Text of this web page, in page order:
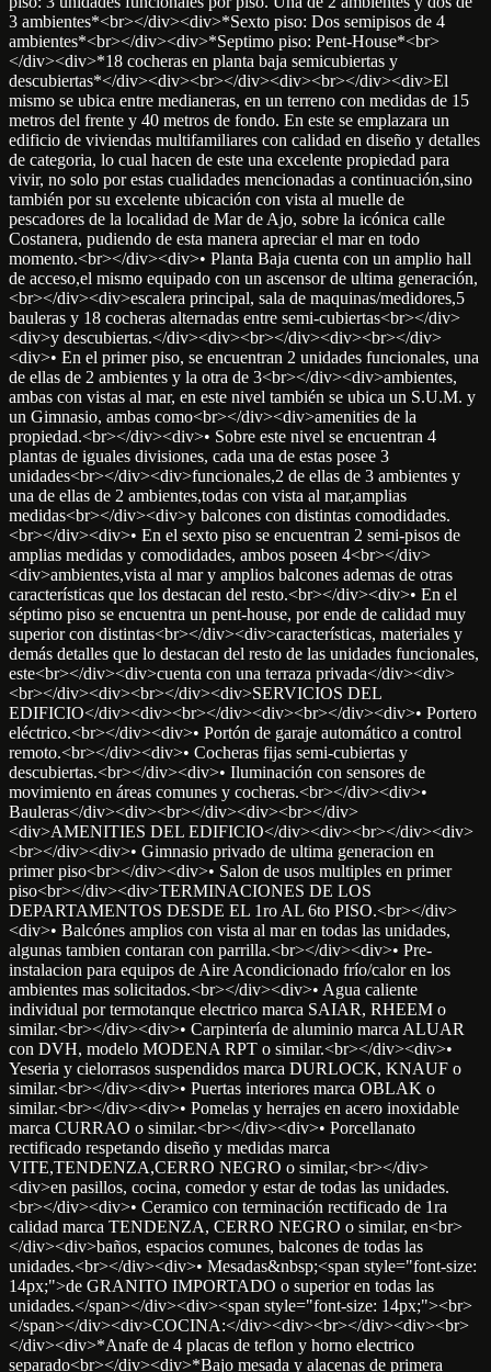
3 ambientes*<br></div><div>*Sexto piso: Dos semipisos de 4
ambientes*<br></div><div>*Septimo piso: Pent-House*<br>
</div><div>*18 cocheras en planta baja semicubiertas y
descubiertas*</div><div><br></div><div><br></div><div>El
mismo se ubica entre medianeras, en un terreno con medidas de 15
metros del frente y 40 metros de fondo. En este se emplazara un
edificio de viviendas multifamiliares con calidad en diseño y detalles
de categoria, lo cual hacen de este una excelente propiedad para
vivir, no solo por estas cualidades mencionadas a continuación,sino
también por su excelente ubicación con vista al muelle de
pescadores de la localidad de Mar de Ajo, sobre la icónica calle
Costanera, pudiendo de esta manera apreciar el mar en todo
momento.<br></div><div>• Planta Baja cuenta con un amplio hall
de acceso,el mismo equipado con un ascensor de ultima generación,
<br></div><div>escalera principal, sala de maquinas/medidores,5
bauleras y 18 cocheras alternadas entre semi-cubiertas<br></div>
<div>y descubiertas.</div><div><br></div><div><br></div>
<div>• En el primer piso, se encuentran 2 unidades funcionales, una
de ellas de 2 ambientes y la otra de 3<br></div><div>ambientes,
ambas con vistas al mar, en este nivel también se ubica un S.U.M. y
un Gimnasio, ambas como<br></div><div>amenities de la
propiedad.<br></div><div>• Sobre este nivel se encuentran 4
plantas de iguales divisiones, cada una de estas posee 3
unidades<br></div><div>funcionales,2 de ellas de 3 ambientes y
una de ellas de 2 ambientes,todas con vista al mar,amplias
medidas<br></div><div>y balcones con distintas comodidades.
<br></div><div>• En el sexto piso se encuentran 2 semi-pisos de
amplias medidas y comodidades, ambos poseen 4<br></div>
<div>ambientes,vista al mar y amplios balcones ademas de otras
características que los destacan del resto.<br></div><div>• En el
séptimo piso se encuentra un pent-house, por ende de calidad muy
superior con distintas<br></div><div>características, materiales y
demás detalles que lo destacan del resto de las unidades funcionales,
este<br></div><div>cuenta con una terraza privada</div><div>
<br></div><div><br></div><div>SERVICIOS DEL
EDIFICIO</div><div><br></div><div><br></div><div>• Portero
eléctrico.<br></div><div>• Portón de garaje automático a control
remoto.<br></div><div>• Cocheras fijas semi-cubiertas y
descubiertas.<br></div><div>• Iluminación con sensores de
movimiento en áreas comunes y cocheras.<br></div><div>•
Bauleras</div><div><br></div><div><br></div>
<div>AMENITIES DEL EDIFICIO</div><div><br></div><div>
<br></div><div>• Gimnasio privado de ultima generacion en
primer piso<br></div><div>• Salon de usos multiples en primer
piso<br></div><div>TERMINACIONES DE LOS
DEPARTAMENTOS DESDE EL 1ro AL 6to PISO.<br></div>
<div>• Balcónes amplios con vista al mar en todas las unidades,
algunas tambien contaran con parrilla.<br></div><div>• Pre-
instalacion para equipos de Aire Acondicionado frío/calor en los
ambientes mas solicitados.<br></div><div>• Agua caliente
individual por termotanque electrico marca SAIAR, RHEEM o
similar.<br></div><div>• Carpintería de aluminio marca ALUAR
con DVH, modelo MODENA RPT o similar.<br></div><div>•
Yeseria y cielorrasos suspendidos marca DURLOCK, KNAUF o
similar.<br></div><div>• Puertas interiores marca OBLAK o
similar.<br></div><div>• Pomelas y herrajes en acero inoxidable
marca CURRAO o similar.<br></div><div>• Porcellanato
rectificado respetando diseño y medidas marca
VITE,TENDENZA,CERRO NEGRO o similar,<br></div>
<div>en pasillos, cocina, comedor y estar de todas las unidades.
<br></div><div>• Ceramico con terminación rectificado de 1ra
calidad marca TENDENZA, CERRO NEGRO o similar, en<br>
</div><div>baños, espacios comunes, balcones de todas las
unidades.<br></div><div>• Mesadas&nbsp;<span style="font-size:
14px;">de GRANITO IMPORTADO o superior en todas las
unidades.</span></div><div><span style="font-size: 14px;"><br>
</span></div><div>COCINA:</div><div><br></div><div><br>
</div><div>*Anafe de 4 placas de teflon y horno electrico
separado<br></div><div>*Bajo mesada y alacenas de primera